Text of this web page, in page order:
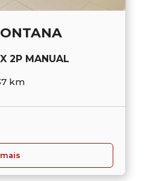
2P MANUAL
km